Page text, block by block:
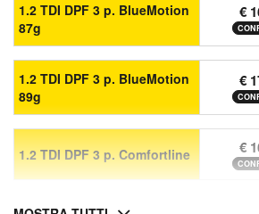
1.2 TDI DPF 3 p. BlueMotion
87g
€
1.2 TDI DPF 3 p. BlueMotion
89g
€
1.2 TDI DPF 3 p. Comfortline €